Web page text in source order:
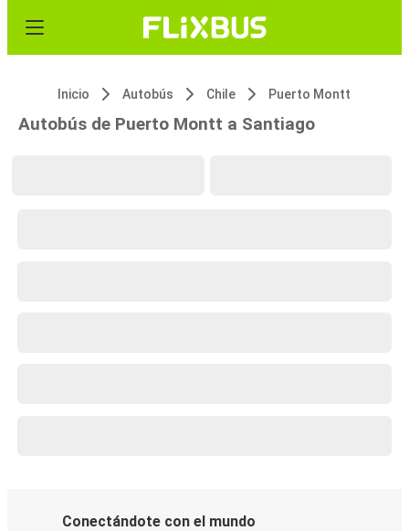
Inicio Autobús Chile Puerto Montt
Autobús de Puerto Montt a Santiago
Conectándote con el mundo